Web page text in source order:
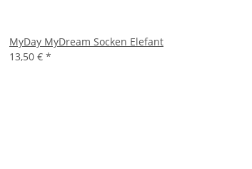
MyDay MyDream Socken Elefant
13,50 € *